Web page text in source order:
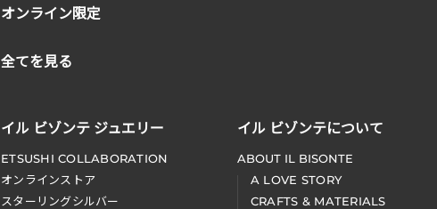
オンライン限定
全てを見る
イル ビゾンテ ジュエリー
ETSUSHI COLLABORATION
オンラインストア
スターリングシルバー
イル ビゾンテについて
ABOUT IL BISONTE
A LOVE STORY
CRAFTS & MATERIALS